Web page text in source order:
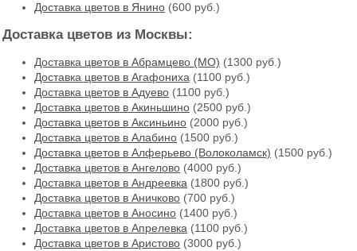
Доставка цветов в Янино (600 руб.)
Доставка цветов из Москвы:
Доставка цветов в Абрамцево (МО) (1300 руб.)
Доставка цветов в Агафониха (1100 руб.)
Доставка цветов в Адуево (1100 руб.)
Доставка цветов в Акиньшино (2500 руб.)
Доставка цветов в Аксиньино (2000 руб.)
Доставка цветов в Алабино (1500 руб.)
Доставка цветов в Алферьево (Волоколамск) (1500 руб.)
Доставка цветов в Ангелово (4000 руб.)
Доставка цветов в Андреевка (1800 руб.)
Доставка цветов в Аничково (700 руб.)
Доставка цветов в Аносино (1400 руб.)
Доставка цветов в Апрелевка (1100 руб.)
Доставка цветов в Аристово (3000 руб.)